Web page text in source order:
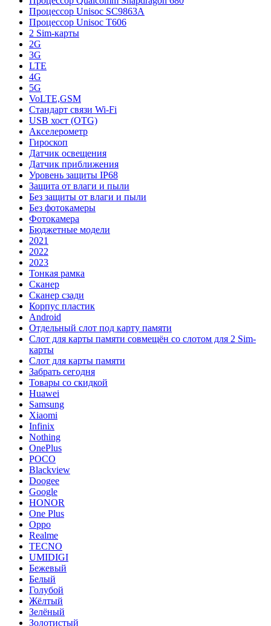
Процессор Unisoc SC9863A
Процессор Unisoc T606
2 Sim-карты
2G
3G
LTE
4G
5G
VoLTE,GSM
Стандарт связи Wi-Fi
USB хост (OTG)
Акселерометр
Гироскоп
Датчик освещения
Датчик приближения
Уровень защиты IP68
Защита от влаги и пыли
Без защиты от влаги и пыли
Без фотокамеры
Фотокамера
Бюджетные модели
2021
2022
2023
Тонкая рамка
Сканер
Сканер сзади
Корпус пластик
Android
Отдельный слот под карту памяти
Слот для карты памяти совмещён со слотом для 2 Sim-
карты
Слот для карты памяти
Забрать сегодня
Товары со скидкой
Huawei
Samsung
Xiaomi
Infinix
Nothing
OnePlus
POCO
Blackview
Doogee
Google
HONOR
One Plus
Oppo
Realme
TECNO
UMIDIGI
Бежевый
Белый
Голубой
Жёлтый
Зелёный
Золотистый